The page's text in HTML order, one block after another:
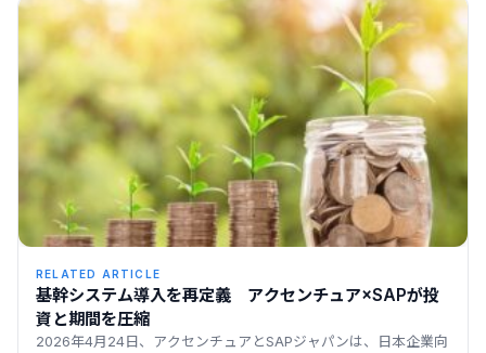
RELATED ARTICLE
基幹システム導入を再定義 アクセンチュア×SAPが投
資と期間を圧縮
2026年4月24日、アクセンチュアとSAPジャパンは、日本企業向